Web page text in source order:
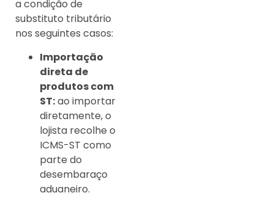
a condição de
substituto tributário
nos seguintes casos:
Importação
direta de
produtos com
ST:ao importar
diretamente, o
lojista recolhe o
ICMS-ST como
parte do
desembaraço
aduaneiro.